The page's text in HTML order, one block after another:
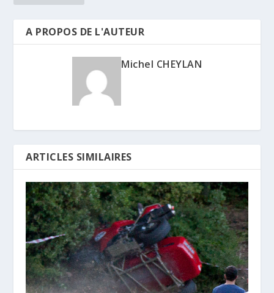
A PROPOS DE L'AUTEUR
Michel CHEYLAN
ARTICLES SIMILAIRES